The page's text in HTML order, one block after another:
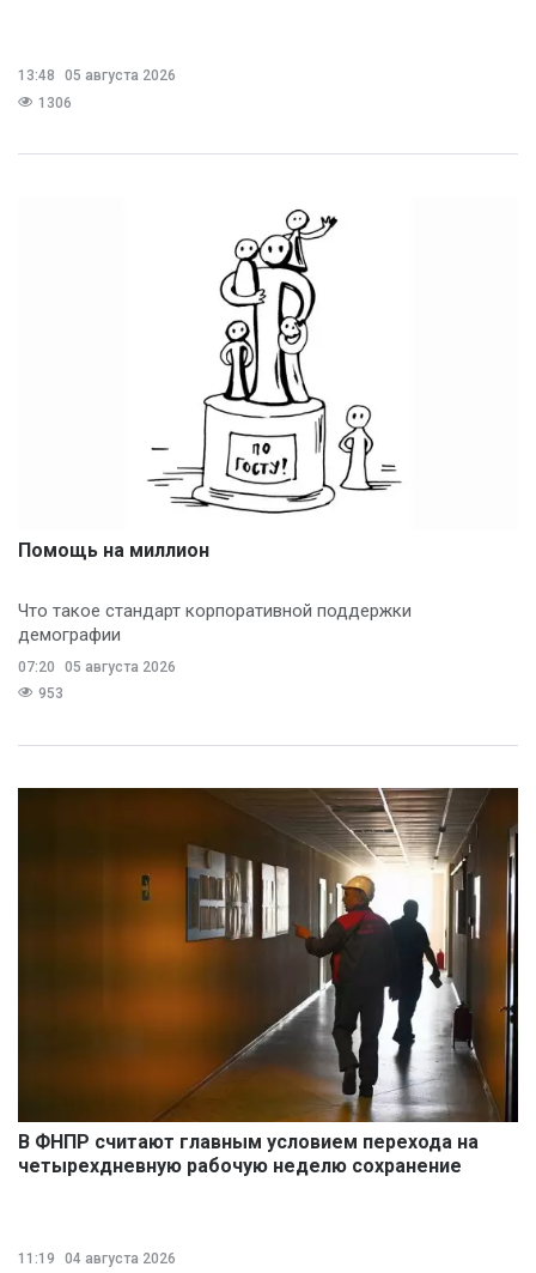
13:48
05 августа 2026
1306
Помощь на миллион
Что такое стандарт корпоративной поддержки
демографии
07:20
05 августа 2026
953
В ФНПР считают главным условием перехода на
четырехдневную рабочую неделю сохранение
11:19
04 августа 2026